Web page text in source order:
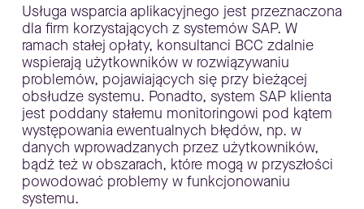
Usługa wsparcia aplikacyjnego jest przeznaczona
dla firm korzystających z systemów SAP. W
ramach stałej opłaty, konsultanci BCC zdalnie
wspierają użytkowników w rozwiązywaniu
problemów, pojawiających się przy bieżącej
obsłudze systemu. Ponadto, system SAP klienta
jest poddany stałemu monitoringowi pod kątem
występowania ewentualnych błędów, np. w
danych wprowadzanych przez użytkowników,
bądź też w obszarach, które mogą w przyszłości
powodować problemy w funkcjonowaniu
systemu.